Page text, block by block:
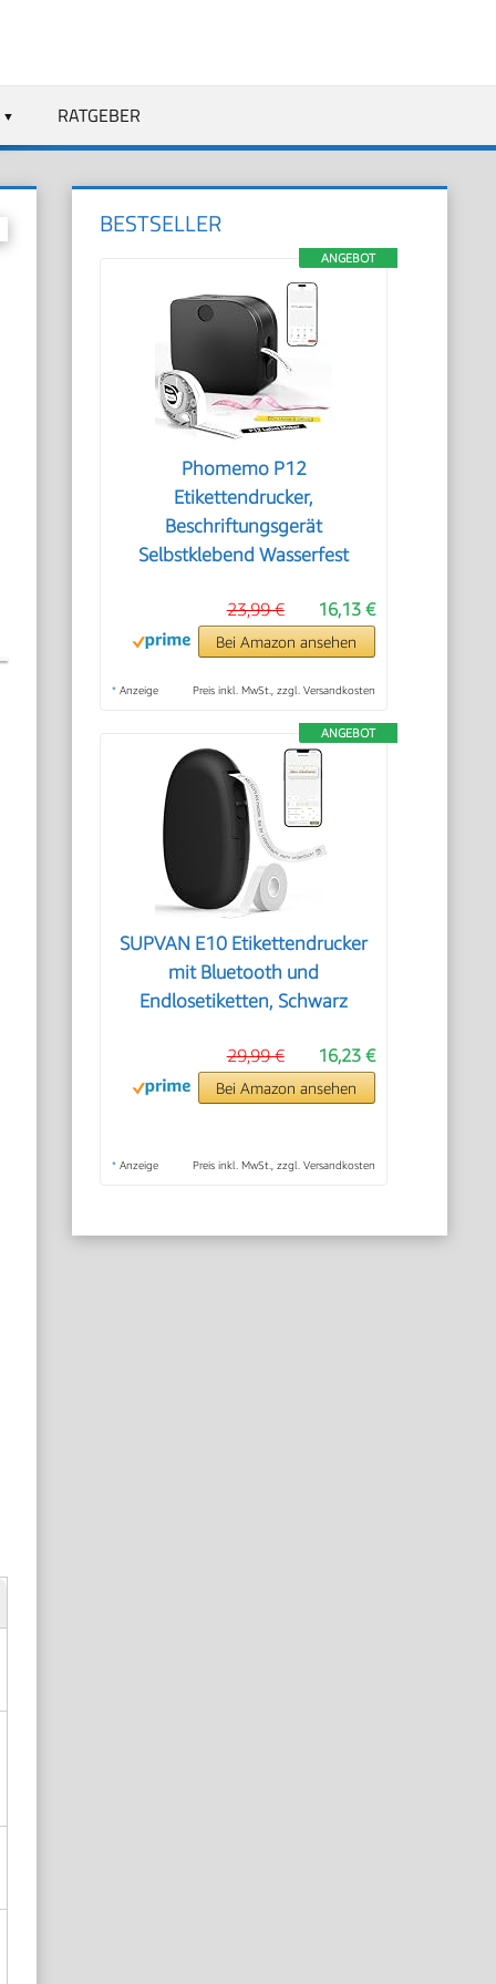
RATGEBER
BESTSELLER
ANGEBOT
Phomemo P12
Etikettendrucker,
Beschriftungsgerät
Selbstklebend Wasserfest
16,13 €
23,99 €
Bei Amazon ansehen
* Anzeige Preis inkl. MwSt., zzgl. Versandkosten
ANGEBOT
SUPVAN E10 Etikettendrucker
mit Bluetooth und
Endlosetiketten, Schwarz
16,23 €
29,99 €
Bei Amazon ansehen
* Anzeige Preis inkl. MwSt., zzgl. Versandkosten